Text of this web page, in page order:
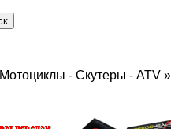
Мотоциклы - Скутеры - ATV »